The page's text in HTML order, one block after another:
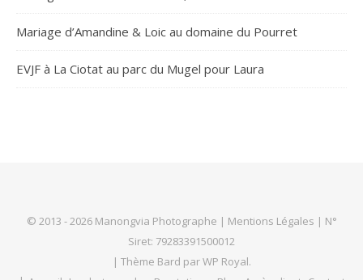
Mariage d’Amandine & Loic au domaine du Pourret
EVJF à La Ciotat au parc du Mugel pour Laura
© 2013 - 2026 Manongvia Photographe | Mentions Légales | N°
Siret: 79283391500012
| Thème Bard parWP Royal.